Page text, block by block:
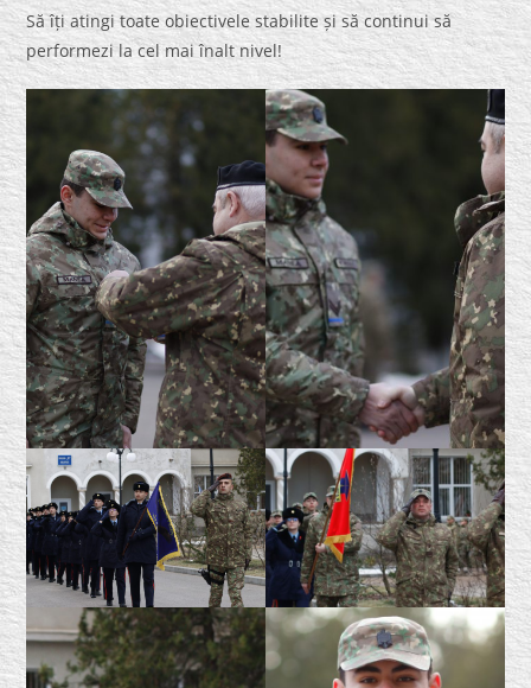
Să îți atingi toate obiectivele stabilite și să continui să
performezi la cel mai înalt nivel!